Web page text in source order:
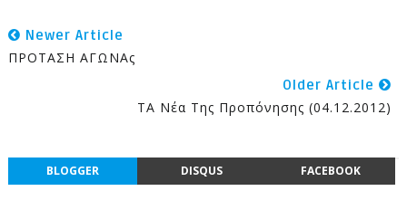
Newer Article
ΠΡΟΤΑΣΗ ΑΓΩΝΑς
Older Article
ΤΑ Νέα Της Προπόνησης (04.12.2012)
BLOGGER DISQUS FACEBOOK